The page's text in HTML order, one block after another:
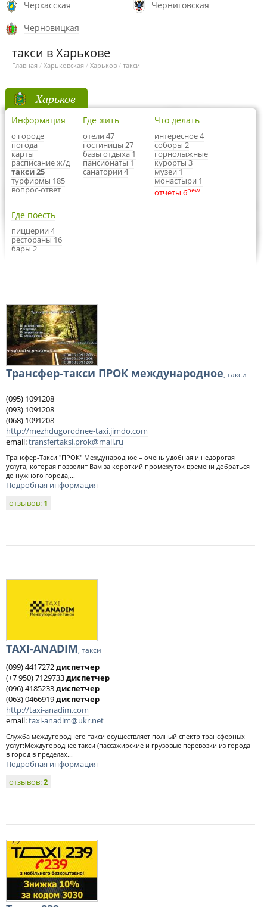
Черкасская
Черниговская
Черновицкая
такси в Харькове
Главная / Харьковская / Харьков / такси
Харьков
Информация
о городе
погода
карты
расписание ж/д
такси 25
турфирмы 185
вопрос-ответ
Где жить
отели 47
гостиницы 27
базы отдыха 1
пансионаты 1
санатории 4
Что делать
интересное 4
соборы 2
горнолыжные
курорты 3
музеи 1
монастыри 1
отчеты 6new
Где поесть
пиццерии 4
рестораны 16
бары 2
Трансфер-такси ПРОК международное, такси
(095) 1091208
(093) 1091208
(068) 1091208
http://mezhdugorodnee-taxi.jimdo.com
email:transfertaksi.prok@mail.ru
Трансфер-Такси "ПРОК" Международное – очень удобная и недорогая
услуга, которая позволит Вам за короткий промежуток времени добраться
до нужного города,...
Подробная информация
отзывов: 1
TAXI-ANADIM, такси
(099) 4417272диспетчер
(+7 950) 7129733диспетчер
(096) 4185233диспетчер
(063) 0466919диспетчер
http://taxi-anadim.com
email:taxi-anadim@ukr.net
Служба междугороднего такси осуществляет полный спектр трансферных
услуг:Междугороднее такси (пассажирские и грузовые перевозки из города
в город в пределах...
Подробная информация
отзывов:2